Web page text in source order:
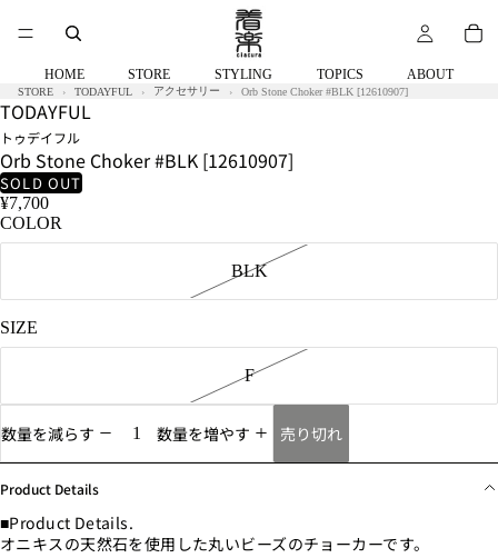
HOME STORE STYLING TOPICS ABOUT
STORE TODAYFUL アクセサリー Orb Stone Choker #BLK [12610907]
TODAYFUL
トゥデイフル
Orb Stone Choker #BLK [12610907]
SOLD OUT
¥7,700
COLOR
BLK
SIZE
F
数量を減らす 数量を増やす 売り切れ
Product Details
■Product Details.
オニキスの天然石を使用した丸いビーズのチョーカーです。